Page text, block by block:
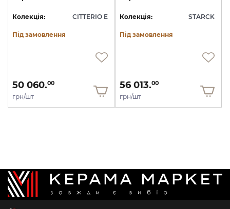
Колекція: CITTERIO E
Під замовлення
50 060.00
грн/шт
Колекція: STARCK
Під замовлення
56 013.00
грн/шт